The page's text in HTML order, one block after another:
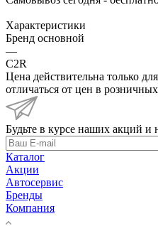
Характеристики
Бренд основной
—
C2R
Цена действительна только
отличаться от цен в
Будьте в курсе наших акций и
Каталог
Акции
Автосервис
Бренды
Компания